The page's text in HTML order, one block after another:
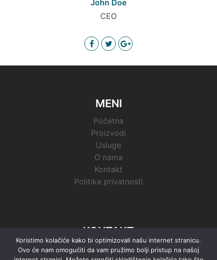
John Doe
CEO
MENI
Početna
Proizvodi
Usluge
O nama
Kontakt
Politika privatnosti
KONTAKT
Zrenjaninski put 8, 21000 Novi Sad, Republika
Koristimo kolačiće kako bi optimizovali našu internet stranicu.
Ovo će nam omogućiti da vam pružimo bolji pristup na našoj